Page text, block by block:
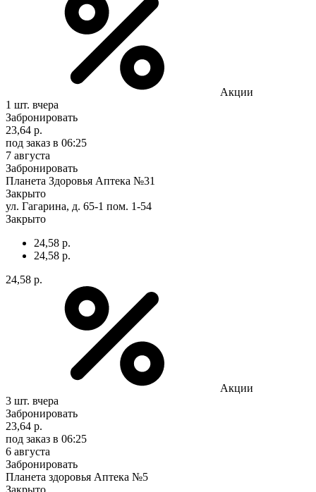
Акции
1 шт. вчера
Забронировать
23,64 р.
под заказ в 06:25
7 августа
Забронировать
Планета Здоровья Аптека №31
Закрыто
ул. Гагарина, д. 65-1 пом. 1-54
Закрыто
24,58 р.
24,58 р.
24,58 р.
Акции
3 шт. вчера
Забронировать
23,64 р.
под заказ в 06:25
6 августа
Забронировать
Планета здоровья Аптека №5
Закрыто